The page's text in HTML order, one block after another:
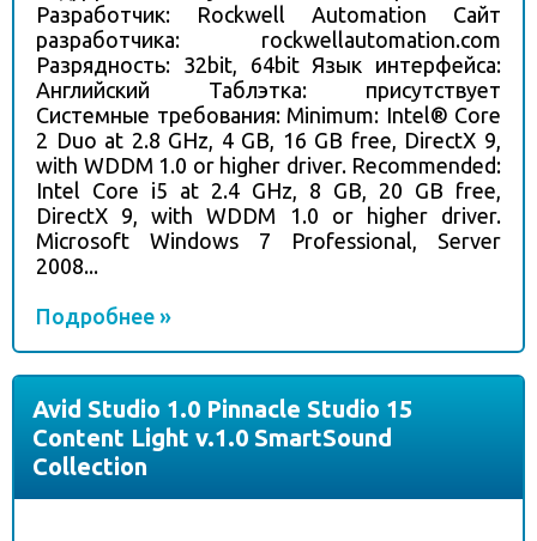
Разработчик: Rockwell Automation Сайт
разработчика: rockwellautomation.com
Разрядность: 32bit, 64bit Язык интерфейса:
Английский Таблэтка: присутствует
Системные требования: Minimum: Intel® Core
2 Duo at 2.8 GHz, 4 GB, 16 GB free, DirectX 9,
with WDDM 1.0 or higher driver. Recommended:
Intel Core i5 at 2.4 GHz, 8 GB, 20 GB free,
DirectX 9, with WDDM 1.0 or higher driver.
Microsoft Windows 7 Professional, Server
2008...
Подробнее »
Avid Studio 1.0 Pinnacle Studio 15
Content Light v.1.0 SmartSound
Collection